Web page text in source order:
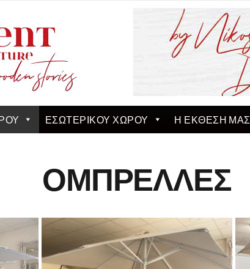
ΕΣΩΤΕΡΙΚΟΥ ΧΩΡΟΥ Η ΕΚΘΕΣΗ ΜΑΣ
ΟΜΠΡΕΛΛΕΣ